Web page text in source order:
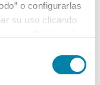
o configurarlas
su uso clicando
Manual